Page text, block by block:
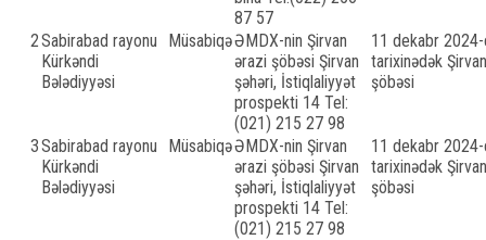
87 57
2Sabirabad rayonu
Kürkəndi
Bələdiyyəsi
MüsabiqəƏMDX-nin Şirvan
ərazi şöbəsi Şirvan
şəhəri, İstiqlaliyyət
prospekti 14 Tel:
(021) 215 27 98
11 dekabr
tarixinədək
şöbəsi
3Sabirabad rayonu
Kürkəndi
Bələdiyyəsi
MüsabiqəƏMDX-nin Şirvan
ərazi şöbəsi Şirvan
şəhəri, İstiqlaliyyət
prospekti 14 Tel:
(021) 215 27 98
11 dekabr
tarixinədək
şöbəsi